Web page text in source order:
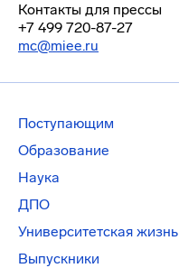
Контакты для прессы
+7 499 720-87-27
mc@miee.ru
Поступающим
Образование
Наука
ДПО
Университетская жизнь
Выпускники